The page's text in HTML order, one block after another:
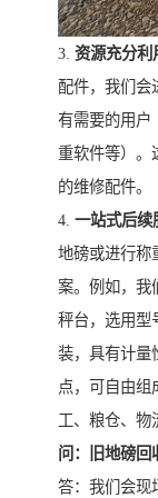
3. 资源充分利
配件，我们会
有需要的用户
重软件等）。
的维修配件。
4. 一站式后续
地磅或进行称
案。例如，我
秤台，选用型
装，具有计量
点，可自由组
工、粮仓、物
问：旧地磅回
答：我们会现